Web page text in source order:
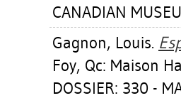
CANADIAN
Gagnon, Louis.
Foy, Qc: Maison
DOSSIER: 330 -